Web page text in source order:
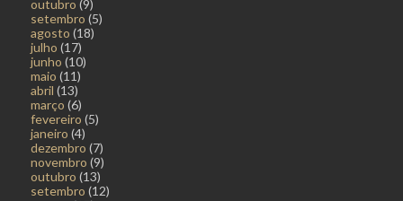
outubro (9)
setembro (5)
agosto (18)
julho (17)
junho (10)
maio (11)
abril (13)
março (6)
fevereiro (5)
janeiro (4)
dezembro (7)
novembro (9)
outubro (13)
setembro (12)